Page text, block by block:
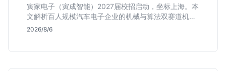
寅家电子（寅成智能）2027届校招启动，坐标上海。本
文解析百人规模汽车电子企业的机械与算法双赛道机
会，分析薪资面议背后的含金量及应届生成长路径，助
2026/8/6